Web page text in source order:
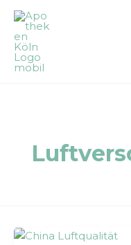
Zum
Inhalt
springen